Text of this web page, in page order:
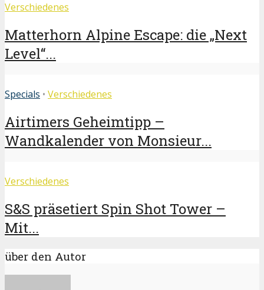
Verschiedenes
Matterhorn Alpine Escape: die „Next
Level“...
Specials • Verschiedenes
Airtimers Geheimtipp –
Wandkalender von Monsieur...
Verschiedenes
S&S präsetiert Spin Shot Tower –
Mit...
über den Autor